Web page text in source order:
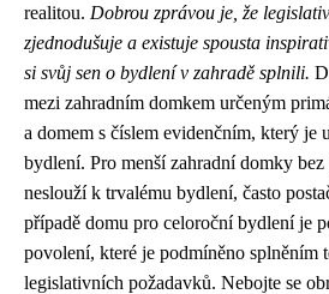
realitou. Dobrou zprávou je, že
zjednodušuje a existuje spousta
si svůj sen o bydlení v zahradě splnili.
mezi zahradním domkem určeným
a domem s číslem evidenčním, který je
bydlení. Pro menší zahradní domky
neslouží k trvalému bydlení, často
případě domu pro celoroční bydlení je
povolení, které je podmíněno splněním
legislativních požadavků. Nebojte se